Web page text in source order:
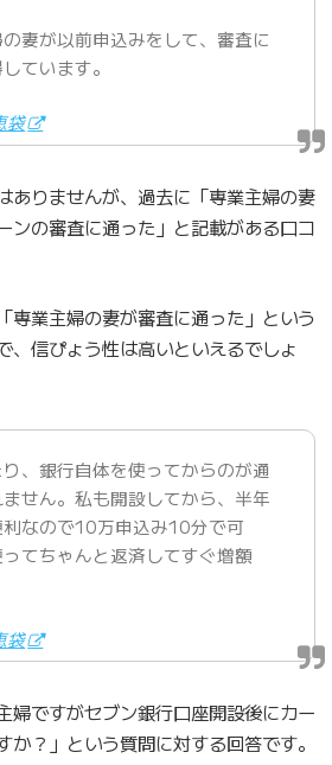
妻が以前申込みをして、審査に
ています。
袋
ありませんが、過去に「専業主婦の妻
ンの審査に通った」と記載がある口コ
専業主婦の妻が審査に通った」という
、信ぴょう性は高いといえるでしょ
、銀行自体を使ってからのが通
せん。私も開設してから、半年
なので10万申込み10分で可
てちゃんと返済してすぐ増額
袋
婦ですがセブン銀行口座開設後にカー
か？」という質問に対する回答です。